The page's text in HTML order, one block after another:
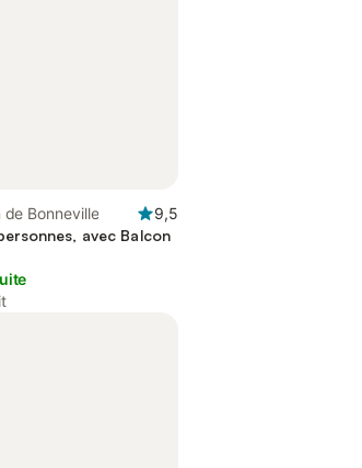
de Bonneville
9,5
avec Balcon